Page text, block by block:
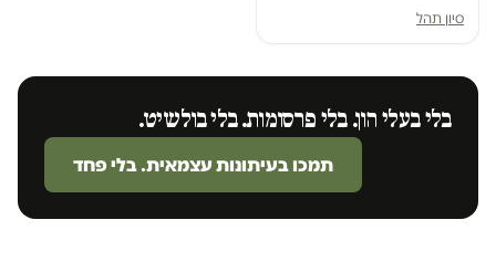
סיון תהל
בלי בעלי הון. בלי פרסומות. בלי בולשיט.
תמכו בעיתונות עצמאית. בלי פחד